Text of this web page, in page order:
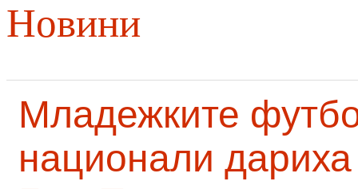
Новини
Младежките
национали